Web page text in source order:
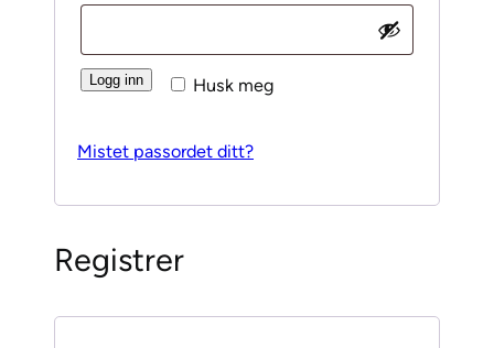
Husk meg
Logg inn
Mistet passordet ditt?
Registrer